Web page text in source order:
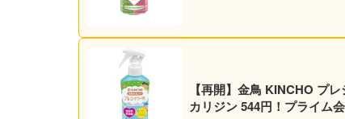
【再開】金鳥 KINCHO プ
カリジン 544円！プライム